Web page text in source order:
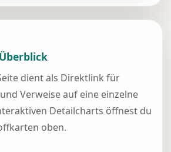
dient als Direktlink für
Verweise auf eine einzelne
Detailcharts öffnest du
oben.